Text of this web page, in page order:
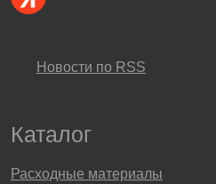
Новости по RSS
Каталог
Расходные материалы